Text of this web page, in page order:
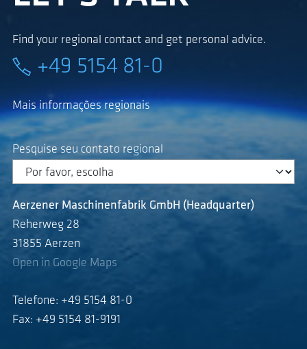
Find your regional contact and get personal advice.
+49 5154 81-0
Mais informações regionais
Pesquise seu contato regional
Aerzener Maschinenfabrik GmbH (Headquarter)
Reherweg 28
31855 Aerzen
Open in Google Maps
Telefone: +49 5154 81-0
Fax: +49 5154 81-9191